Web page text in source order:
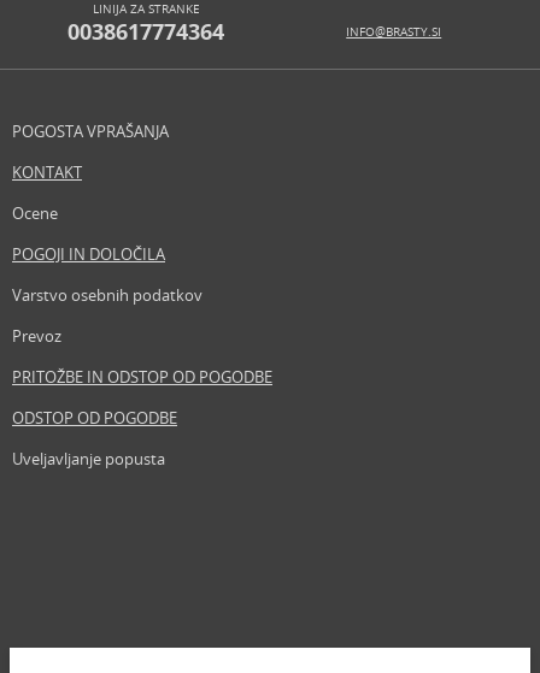
LINIJA ZA STRANKE
0038617774364 INFO@BRASTY.SI
POGOSTA VPRAŠANJA
KONTAKT
Ocene
POGOJI IN DOLOČILA
Varstvo osebnih podatkov
Prevoz
PRITOŽBE IN ODSTOP OD POGODBE
ODSTOP OD POGODBE
Uveljavljanje popusta